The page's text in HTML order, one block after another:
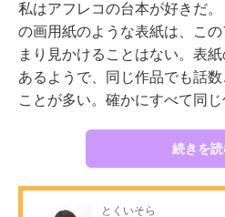
私はアフレコの台本が好きだ
の画用紙のような表紙は、こ
まり見かけることはない。表
あるようで、同じ作品でも話
ことが多い。確かにすべて同
続きを
とくいそら